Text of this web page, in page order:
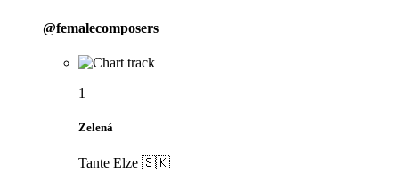
@femalecomposers
1
Zelená
Tante Elze 🇸🇰